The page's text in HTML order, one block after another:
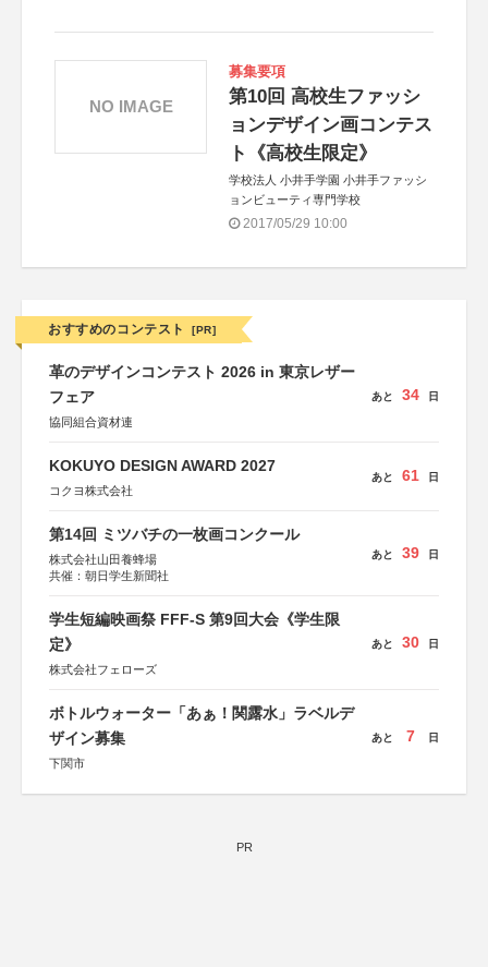
募集要項
第10回 高校生ファッシ
ョンデザイン画コンテス
ト《高校生限定》
学校法人 小井手学園 小井手ファッシ
ョンビューティ専門学校
2017/05/29 10:00
NO IMAGE
おすすめのコンテスト [PR]
革のデザインコンテスト 2026 in 東京レザー
フェア
協同組合資材連
あと 34 日
KOKUYO DESIGN AWARD 2027
コクヨ株式会社
あと 61 日
第14回 ミツバチの一枚画コンクール
株式会社山田養蜂場
共催：朝日学生新聞社
あと 39 日
学生短編映画祭 FFF-S 第9回大会《学生限
定》
株式会社フェローズ
あと 30 日
ボトルウォーター「あぁ！関露水」ラベルデ
ザイン募集
下関市
あと 7 日
PR